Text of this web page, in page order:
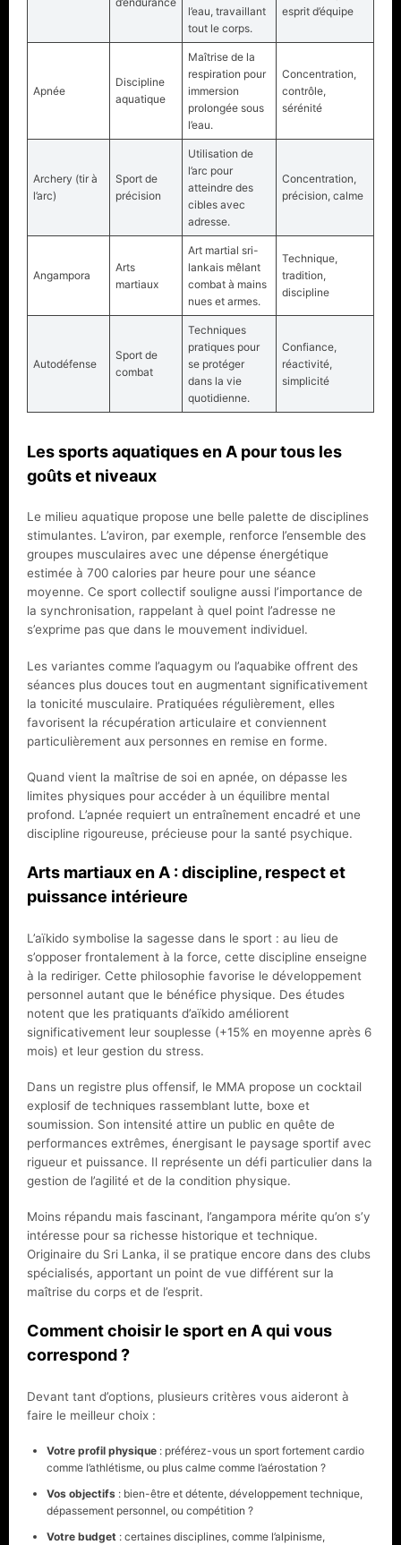
l’eau, travaillant
tout le corps.
esprit d’équipe
Apnée
Discipline
aquatique
Maîtrise de la
respiration pour
immersion
prolongée sous
l’eau.
Concentration,
contrôle,
sérénité
Archery (tir à
l’arc)
Sport de
précision
Utilisation de
l’arc pour
atteindre des
cibles avec
adresse.
Concentration,
précision, calme
Angampora
Arts
martiaux
Art martial sri-
lankais mêlant
combat à mains
nues et armes.
Technique,
tradition,
discipline
Autodéfense
Sport de
combat
Techniques
pratiques pour
se protéger
dans la vie
quotidienne.
Confiance,
réactivité,
simplicité
Les sports aquatiques en A pour tous les
goûts et niveaux
Le milieu aquatique propose une belle palette de disciplines
stimulantes. L’aviron, par exemple, renforce l’ensemble des
groupes musculaires avec une dépense énergétique
estimée à 700 calories par heure pour une séance
moyenne. Ce sport collectif souligne aussi l’importance de
la synchronisation, rappelant à quel point l’adresse ne
s’exprime pas que dans le mouvement individuel.
Les variantes comme l’aquagym ou l’aquabike offrent des
séances plus douces tout en augmentant significativement
la tonicité musculaire. Pratiquées régulièrement, elles
favorisent la récupération articulaire et conviennent
particulièrement aux personnes en remise en forme.
Quand vient la maîtrise de soi en apnée, on dépasse les
limites physiques pour accéder à un équilibre mental
profond. L’apnée requiert un entraînement encadré et une
discipline rigoureuse, précieuse pour la santé psychique.
Arts martiaux en A : discipline, respect et
puissance intérieure
L’aïkido symbolise la sagesse dans le sport : au lieu de
s’opposer frontalement à la force, cette discipline enseigne
à la rediriger. Cette philosophie favorise le développement
personnel autant que le bénéfice physique. Des études
notent que les pratiquants d’aïkido améliorent
significativement leur souplesse (+15% en moyenne après 6
mois) et leur gestion du stress.
Dans un registre plus offensif, le MMA propose un cocktail
explosif de techniques rassemblant lutte, boxe et
soumission. Son intensité attire un public en quête de
performances extrêmes, énergisant le paysage sportif avec
rigueur et puissance. Il représente un défi particulier dans la
gestion de l’agilité et de la condition physique.
Moins répandu mais fascinant, l’angampora mérite qu’on s’y
intéresse pour sa richesse historique et technique.
Originaire du Sri Lanka, il se pratique encore dans des clubs
spécialisés, apportant un point de vue différent sur la
maîtrise du corps et de l’esprit.
Comment choisir le sport en A qui vous
correspond ?
Devant tant d’options, plusieurs critères vous aideront à
faire le meilleur choix :
Votre profil physique : préférez-vous un sport fortement cardio
comme l’athlétisme, ou plus calme comme l’aérostation ?
Vos objectifs : bien-être et détente, développement technique,
dépassement personnel, ou compétition ?
Votre budget : certaines disciplines, comme l’alpinisme,